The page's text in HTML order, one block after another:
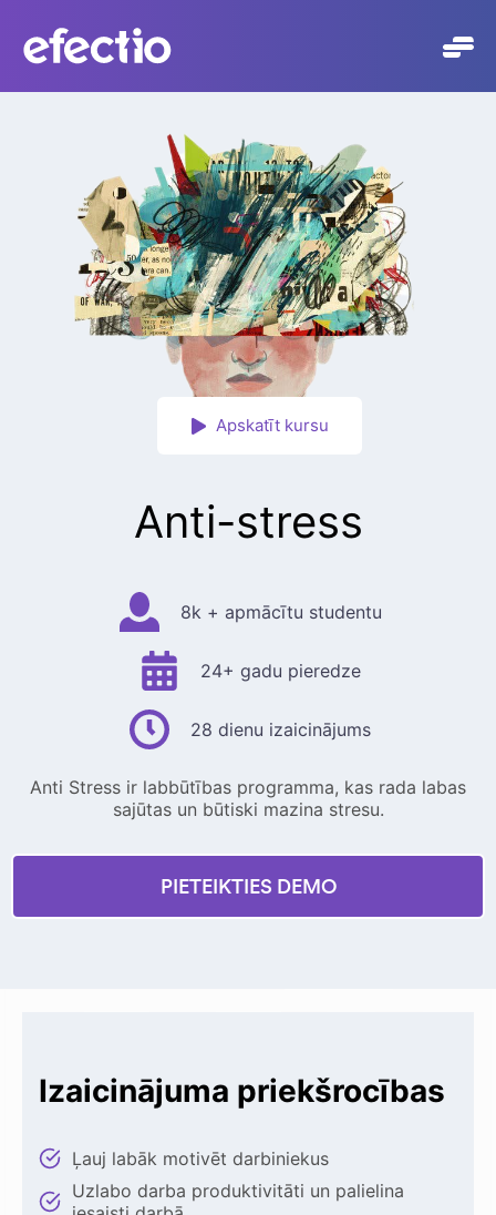
content
Apskatīt kursu
Anti-stress
8k + apmācītu studentu
24+ gadu pieredze
28 dienu izaicinājums
Anti Stress ir labbūtības programma, kas rada labas
sajūtas un būtiski mazina stresu.
PIETEIKTIES DEMO
Izaicinājuma priekšrocības
Ļauj labāk motivēt darbiniekus
Uzlabo darba produktivitāti un palielina